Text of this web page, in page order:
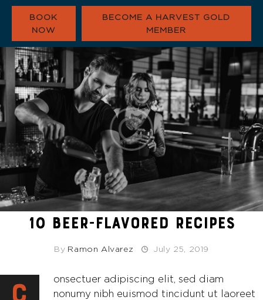
BOOK
NOW
BECOME A HARVEST GOLD
MEMBER
HARVEST GOLD
OUR COMMUNITY
CONTACT
About
10 BEER-FLAVORED RECIPES
By Ramon Alvarez July 25, 2019
onsectuer adipiscing elit, sed diam
nonumy nibh euismod tincidunt ut laoreet